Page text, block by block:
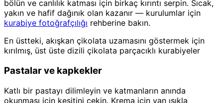
bölün ve canlılık katması için birkaç kırıntı serpin. Sıcak,
yakın ve hafif dağınık olan kazanır — kurulumlar için
kurabiye fotoğrafçılığı rehberine bakın.
En üstteki, akışkan çikolata uzamasını göstermek için
kırılmış, üst üste dizili çikolata parçacıklı kurabiyeler
Pastalar ve kapkekler
Katlı bir pastayı dilimleyin ve katmanların anında
okunması için kesitini çekin. Krema için yan ışıkla